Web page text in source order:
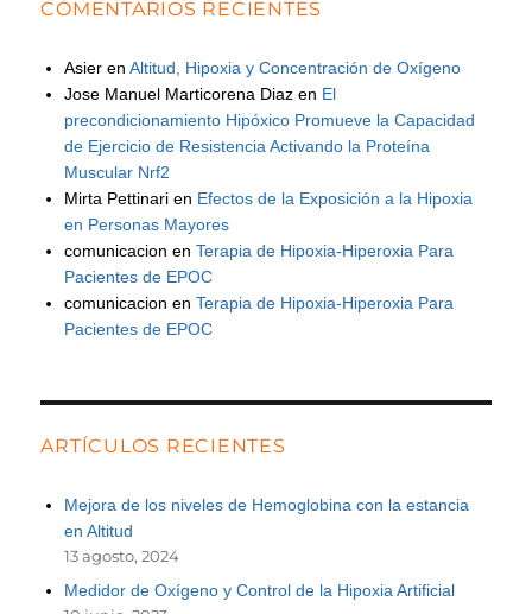
COMENTARIOS RECIENTES
Asier enAltitud, Hipoxia y Concentración de Oxígeno
Jose Manuel Marticorena Diaz en El
precondicionamiento Hipóxico Promueve la Capacidad
de Ejercicio de Resistencia Activando la Proteína
Muscular Nrf2
Mirta Pettinari en Efectos de la Exposición a la Hipoxia
en Personas Mayores
comunicacion enTerapia de Hipoxia-Hiperoxia Para
Pacientes de EPOC
comunicacion enTerapia de Hipoxia-Hiperoxia Para
Pacientes de EPOC
ARTÍCULOS RECIENTES
Mejora de los niveles de Hemoglobina con la estancia
en Altitud
13 agosto, 2024
Medidor de Oxígeno y Control de la Hipoxia Artificial